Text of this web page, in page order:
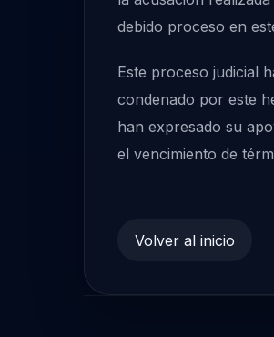
debido proceso en
Este proceso judicial
condenado por este
han expresado su
el vencimiento de
Volver al inicio